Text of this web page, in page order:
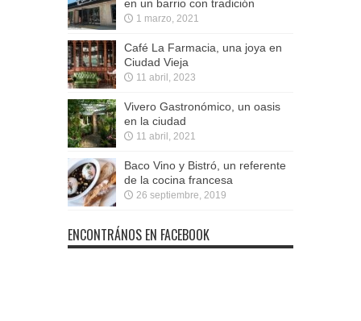
en un barrio con tradición
1 marzo, 2021
Café La Farmacia, una joya en
Ciudad Vieja
11 abril, 2023
Vivero Gastronómico, un oasis
en la ciudad
11 abril, 2021
Baco Vino y Bistró, un referente
de la cocina francesa
26 septiembre, 2019
ENCONTRÁNOS EN FACEBOOK